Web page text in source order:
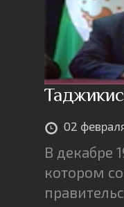
02
В декабре
котором